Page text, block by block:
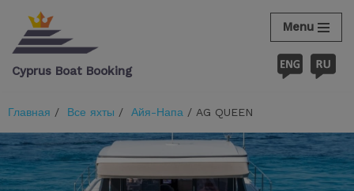
Перейти
содержимому
Cyprus Boat Booking
Menu
Главная / Все яхты / Айя-Напа / AG QUEEN